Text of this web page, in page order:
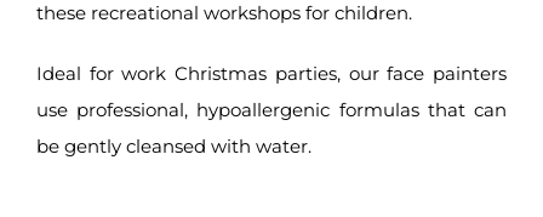
these recreational workshops for children.
Ideal for work Christmas parties, our face painters
use professional, hypoallergenic formulas that can
be gently cleansed with water.